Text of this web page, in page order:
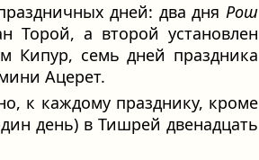
дней: два дня Рош
Торой, а второй установлен
Кипур, семь дней праздника
Ацерет.
к каждому празднику, кроме
день) в Тишрей двенадцать